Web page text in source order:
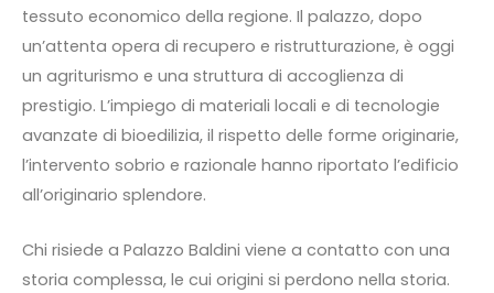
tessuto economico della regione. Il palazzo, dopo
un’attenta opera di recupero e ristrutturazione, è oggi
un agriturismo e una struttura di accoglienza di
prestigio. L’impiego di materiali locali e di tecnologie
avanzate di bioedilizia, il rispetto delle forme originarie,
l’intervento sobrio e razionale hanno riportato l’edificio
all’originario splendore.
Chi risiede a Palazzo Baldini viene a contatto con una
storia complessa, le cui origini si perdono nella storia.